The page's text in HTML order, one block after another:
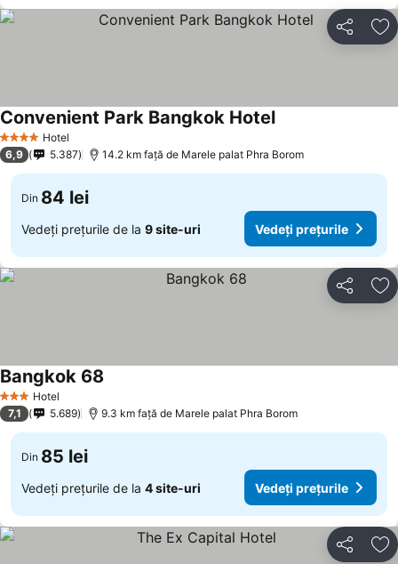
Distribuiți
4 Stele Hotel
Convenient Park Bangkok Hotel
6,9 5.387 14.2 km faţă de Marele palat Phra Borom
Din 84 lei
Vedeți prețurile de la 9 site-uri Vedeți prețurile
Distribuiți
3 SteleHotel
Bangkok 68
7,1 5.689 9.3 km faţă de Marele palat Phra Borom
Din 85 lei
Vedeți prețurile de la 4 site-uri Vedeți prețurile
Distribuiți